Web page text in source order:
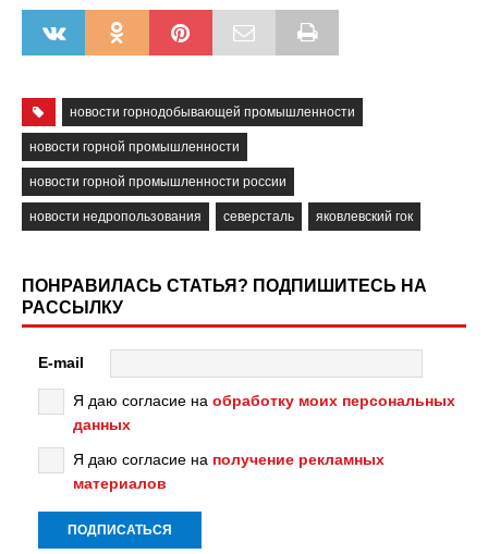
новости горнодобывающей промышленности
новости горной промышленности
новости горной промышленности россии
новости недропользования северсталь яковлевский гок
ПОНРАВИЛАСЬ СТАТЬЯ? ПОДПИШИТЕСЬ НА
РАССЫЛКУ
E-mail
Я даю согласие на обработку моих персональных
данных
Я даю согласие на получение рекламных
материалов